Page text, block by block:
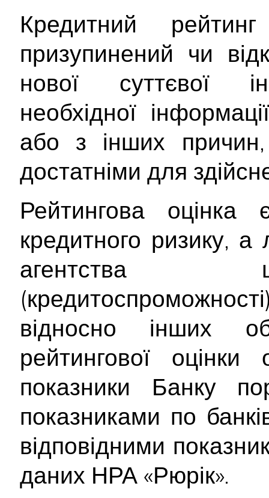
Кредитний
призупинений чи
нової суттєвої
необхідної
або з інших причин,
достатніми для
Рейтингова
кредитного ризику,
агентства
відносно інших
рейтингової оцінки
показники Банку
показниками по
відповідними
даних НРА «Рюрік».